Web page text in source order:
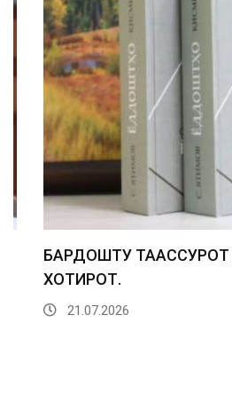
БАРДОШТУ ТААССУРОТ
ХОТИРОТ.
21.07.2026